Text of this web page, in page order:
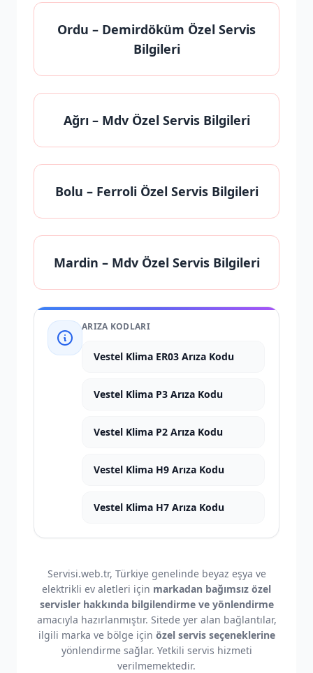
Ordu – Demirdöküm Özel Servis
Bilgileri
Ağrı – Mdv Özel Servis Bilgileri
Bolu – Ferroli Özel Servis Bilgileri
Mardin – Mdv Özel Servis Bilgileri
ARIZA KODLARI
Vestel Klima ER03 Arıza Kodu
Vestel Klima P3 Arıza Kodu
Vestel Klima P2 Arıza Kodu
Vestel Klima H9 Arıza Kodu
Vestel Klima H7 Arıza Kodu
Servisi.web.tr, Türkiye genelinde beyaz eşya ve
elektrikli ev aletleri için markadan bağımsız özel
servisler hakkında bilgilendirme ve yönlendirme
amacıyla hazırlanmıştır. Sitede yer alan bağlantılar,
ilgili marka ve bölge için özel servis seçeneklerine
yönlendirme sağlar. Yetkili servis hizmeti
verilmemektedir.